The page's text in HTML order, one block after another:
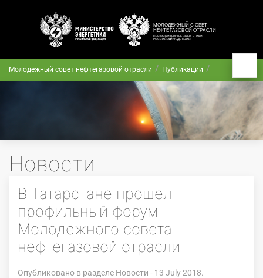
Молодежный совет нефтегазовой отрасли Публикации
Новости
В Татарстане прошел
профильный форум
Молодежного совета
нефтегазовой отрасли
Опубликовано в разделе Новости - 13 July 2018.